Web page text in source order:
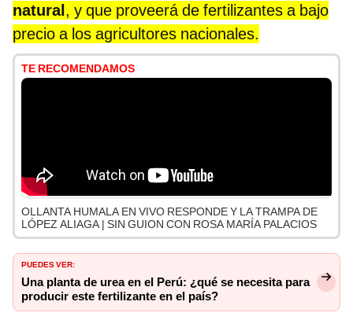
natural, y que proveerá de fertilizantes a bajo
precio a los agricultores nacionales.
TE RECOMENDAMOS
OLLANTA HUMALA EN VIVO RESPONDE Y LA TRAMPA DE
LÓPEZ ALIAGA | SIN GUION CON ROSA MARÍA PALACIOS
PUEDES VER:
Una planta de urea en el Perú: ¿qué se necesita para
producir este fertilizante en el país?